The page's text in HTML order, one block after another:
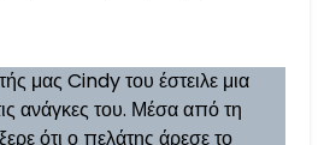
μας Cindy του έστειλε μια
ανάγκες του. Μέσα από τη
ότι ο πελάτης άρεσε το